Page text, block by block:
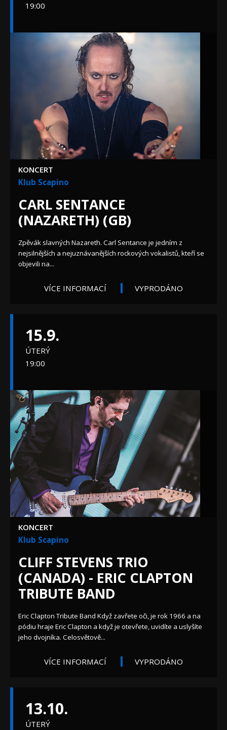
19:00
KONCERT
Klub Scapino
CARL SENTANCE
(NAZARETH) (GB)
Zpěvák slavných Nazareth. Carl Sentance je jedním z
nejsilnějších a nejuznávanějších rockových vokalistů, kteří se
objevili na...
VÍCE INFORMACÍ VYPRODÁNO
15.9.
ÚTERÝ
19:00
KONCERT
Klub Scapino
CLIFF STEVENS TRIO
(CANADA) - ERIC CLAPTON
TRIBUTE BAND
Eric Clapton Tribute Band Když zavřete oči, je rok 1966 a na
pódiu hraje Eric Clapton a když je otevřete, uvidíte a uslyšíte
jeho dvojníka. Celosvětově...
VÍCE INFORMACÍ VYPRODÁNO
13.10.
ÚTERÝ